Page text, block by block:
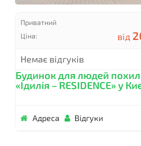
Приватний
Ціна:
від
Немає відгуків
Будинок для людей
«Ідилія – RESIDENCE» у
Адреса Відгуки